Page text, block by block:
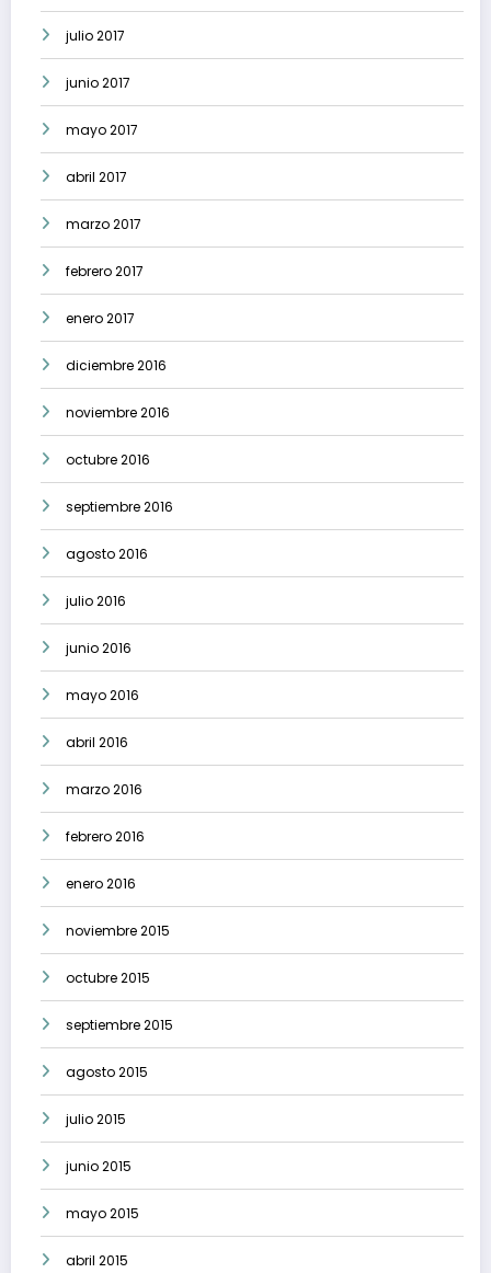
julio 2017
junio 2017
mayo 2017
abril 2017
marzo 2017
febrero 2017
enero 2017
diciembre 2016
noviembre 2016
octubre 2016
septiembre 2016
agosto 2016
julio 2016
junio 2016
mayo 2016
abril 2016
marzo 2016
febrero 2016
enero 2016
noviembre 2015
octubre 2015
septiembre 2015
agosto 2015
julio 2015
junio 2015
mayo 2015
abril 2015